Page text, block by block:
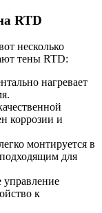
RTD
несколько
тены RTD:
нагревает
коррозии и
монтируется в
для
управление
к